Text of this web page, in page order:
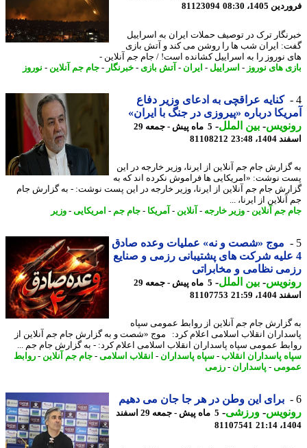
1405، 08:30
81123094
ترک در توصیف حملات ایران به اسراییل
ایران شب ها را روشن می کند و آتش بازی
نوروز را به اسراییل کشانده است! / جام جم آنلاین -
های نوروز- اسراییل -ایران - آتش بازی - خبرنگار -جام جم آنلاین-نوروز
کنایه عراقچی به ادعای وزیر دفاع
درباره «پیروزی در جنگ با ایران»
-بین الملل-
5 ماه پیش - جمعه 29
23:48
81108212
جام جم آنلاین از ایرنا، وزیر خارجه در این
نوشت: «امریکایی ها فراموش نکرده اند که به
جام جم آنلاین از ایرنا، وزیر خارجه در این پست نوشت: - به گزارش جام
از ایرنا، ...
جم آنلاین-وزیر خارجه-آنلاین-آمریکا- جام جم-امریکایی-وزیر
موج «شصت و نه» عملیات وعده صادق
علیه شرکت های پشتیبانی رزمی و صنایع
نظامی و مخابراتی
-بین الملل-
5 ماه پیش - جمعه 29
21:59
81107753
جام جم آنلاین از روابط عمومی سپاه
انقلاب اسلامی اعلام کرد: موج «شصت و به گزارش جام جم آنلاین از
عمومی سپاه پاسداران انقلاب اسلامی اعلام کرد: - به گزارش جام جم ...
پاسداران انقلاب-سپاه پاسداران - انقلاب اسلامی-جام جم آنلاین-روابط
-پاسداران - رزمی
برای این وطن در هر جا جان می دهیم
-ورزشی-
5 ماه پیش - جمعه 29 اسفند
81107541